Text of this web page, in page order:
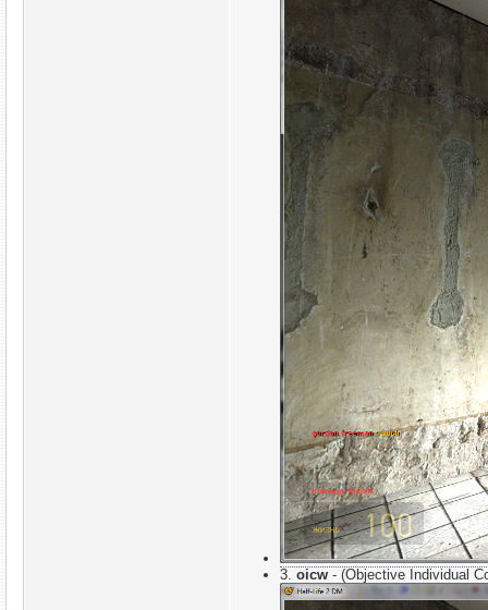
3. oicw - (Objective Individual